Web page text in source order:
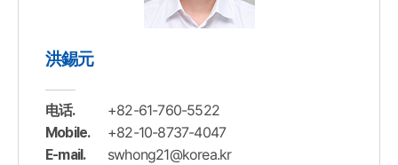
洪錫元
电话. +82-61-760-5522
Mobile. +82-10-8737-4047
E-mail. swhong21@korea.kr